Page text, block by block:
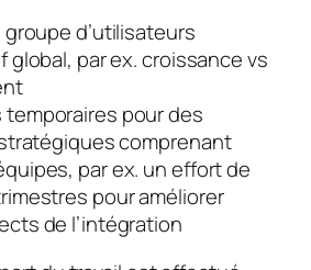
d’utilisateurs
global, par ex. croissance vs
pour des
comprenant
par ex. un effort de
pour améliorer
de l’intégration